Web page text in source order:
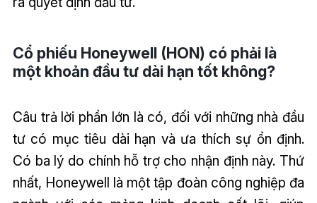
Cổ phiếu Honeywell (HON) có phải là
một khoản đầu tư dài hạn tốt không?
Câu trả lời phần lớn là có, đối với những nhà đầu
tư có mục tiêu dài hạn và ưa thích sự ổn định.
Có ba lý do chính hỗ trợ cho nhận định này. Thứ
nhất, Honeywell là một tập đoàn công nghiệp đa